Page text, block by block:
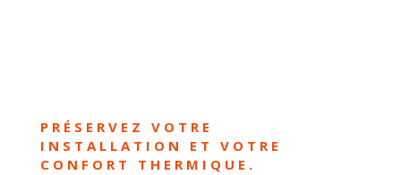
PRÉSERVEZ VOTRE
INSTALLATION ET VOTRE
CONFORT THERMIQUE.